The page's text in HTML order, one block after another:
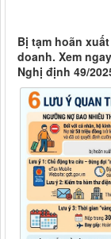
Bị tạm hoãn
doanh. Xem
Nghị định 49/